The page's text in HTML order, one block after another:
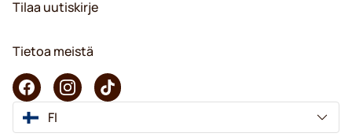
Tilaa uutiskirje
Tietoa meistä
FI